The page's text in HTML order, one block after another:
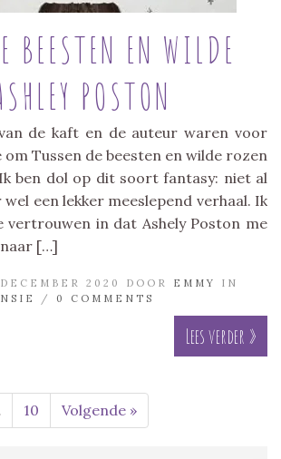
BEESTEN EN WILDE
POSTON
de kaft en de auteur waren voor
Tussen de beesten en wilde rozen
ben dol op dit soort fantasy: niet al
een lekker meeslepend verhaal. Ik
vertrouwen in dat Ashely Poston me
naar […]
2020 DOOR EMMY
IN
/ 0 COMMENTS
Lees verder »
10 Volgende »